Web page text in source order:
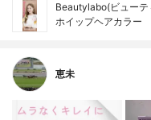
Beautylabo(ビューテ
ホイップヘアカラー
恵未